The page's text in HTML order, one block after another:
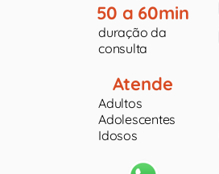
50 a 60min
duração da
consulta
Atende
Adultos
Adolescentes
Idosos